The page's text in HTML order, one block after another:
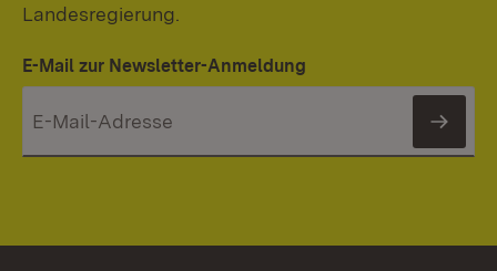
Landesregierung.
E-Mail zur Newsletter-Anmeldung